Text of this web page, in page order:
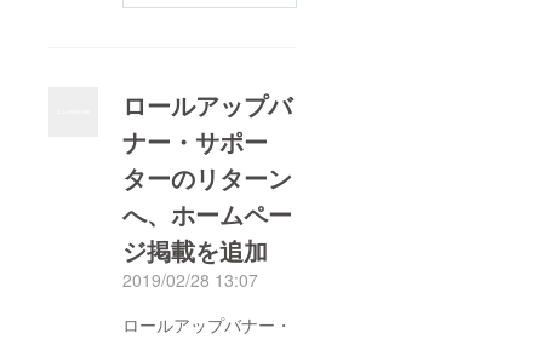
ロールアップバ
ナー・サポー
ターのリターン
へ、ホームペー
ジ掲載を追加
2019/02/28 13:07
ロールアップバナー・